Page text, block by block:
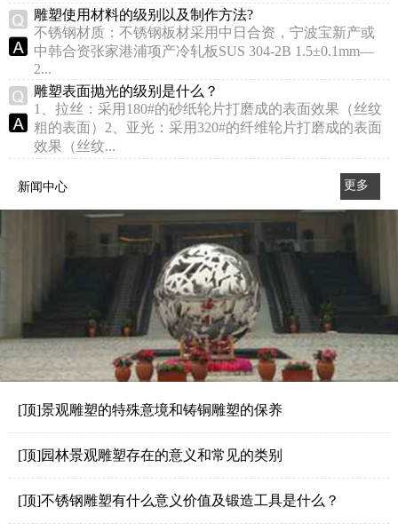
雕塑使用材料的级别以及制作方法?
不锈钢材质：不锈钢板材采用中日合资，宁波宝新产或
中韩合资张家港浦项产冷轧板SUS 304-2B 1.5±0.1mm—
2...
雕塑表面抛光的级别是什么？
1、拉丝：采用180#的砂纸轮片打磨成的表面效果（丝纹
粗的表面）2、亚光：采用320#的纤维轮片打磨成的表面
效果（丝纹...
新闻中心
更多
>>
[顶]景观雕塑的特殊意境和铸铜雕塑的保养
[顶]园林景观雕塑存在的意义和常见的类别
[顶]不锈钢雕塑有什么意义价值及锻造工具是什么？